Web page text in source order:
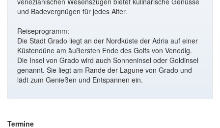
und Badevergnügen für jedes Alter.
Reiseprogramm:
Die Stadt Grado liegt an der Nordküste der Adria auf einer
Küstendüne am äußersten Ende des Golfs von Venedig.
Die Insel von Grado wird auch Sonneninsel oder Goldinsel
genannt. Sie liegt am Rande der Lagune von Grado und
lädt zum Genießen und Entspannen ein.
Termine